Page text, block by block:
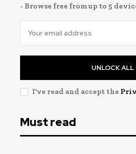
- Browse free from up to 5
UNLOCK ALL
I've read and accept the
Must read